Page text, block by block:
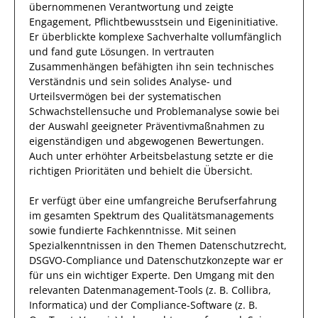
übernommenen Verantwortung und zeigte
Engagement, Pflichtbewusstsein und Eigeninitiative.
Er überblickte komplexe Sachverhalte vollumfänglich
und fand gute Lösungen. In vertrauten
Zusammenhängen befähigten ihn sein technisches
Verständnis und sein solides Analyse- und
Urteilsvermögen bei der systematischen
Schwachstellensuche und Problemanalyse sowie bei
der Auswahl geeigneter Präventivmaßnahmen zu
eigenständigen und abgewogenen Bewertungen.
Auch unter erhöhter Arbeitsbelastung setzte er die
richtigen Prioritäten und behielt die Übersicht.
Er verfügt über eine umfangreiche Berufserfahrung
im gesamten Spektrum des Qualitätsmanagements
sowie fundierte Fachkenntnisse. Mit seinen
Spezialkenntnissen in den Themen Datenschutzrecht,
DSGVO-Compliance und Datenschutzkonzepte war er
für uns ein wichtiger Experte. Den Umgang mit den
relevanten Datenmanagement-Tools (z. B. Collibra,
Informatica) und der Compliance-Software (z. B.